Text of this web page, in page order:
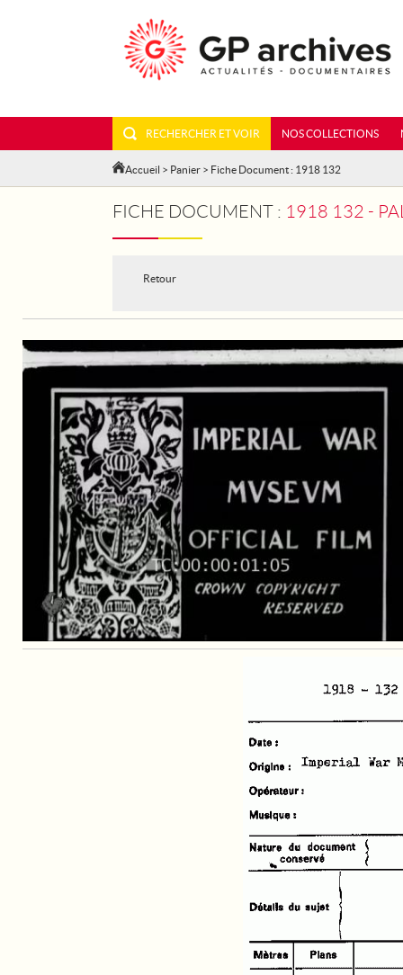
RECHERCHER ET VOIR NOS COLLECTIONS
Accueil > Panier > Fiche Document : 1918 132
FICHE DOCUMENT : 1918 132 -
Retour